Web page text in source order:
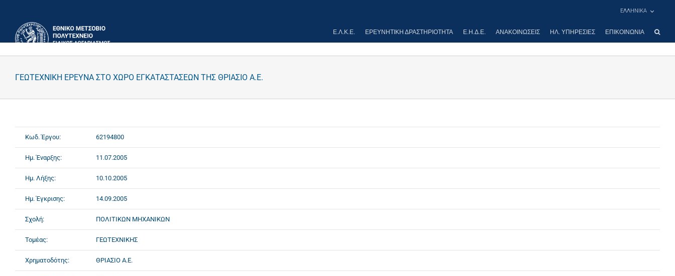
περιεχόμενο
ΕΛΛΗΝΙΚΑ
Ε.Λ.Κ.Ε. ΕΡΕΥΝΗΤΙΚΉ ΔΡΑΣΤΗΡΙΌΤΗΤΑ Ε.Η.Δ.Ε. ΑΝΑΚΟΙΝΏΣΕΙΣ ΗΛ. ΥΠΗΡΕΣΊΕΣ ΕΠΙΚΟΙΝΩΝΊΑ
ΓΕΩΤΕΧΝΙΚΗ ΕΡΕΥΝΑ ΣΤΟ ΧΩΡΟ ΕΓΚΑΤΑΣΤΑΣΕΩΝ ΤΗΣ ΘΡΙΑΣΙΟ Α.Ε.
Κωδ. Έργου: 62194800
Ημ. Έναρξης: 11.07.2005
Ημ. Λήξης: 10.10.2005
Ημ. Έγκρισης: 14.09.2005
Σχολή: ΠΟΛΙΤΙΚΩΝ ΜΗΧΑΝΙΚΩΝ
Τομέας: ΓΕΩΤΕΧΝΙΚΗΣ
Χρηματοδότης: ΘΡΙΑΣΙΟ Α.Ε.